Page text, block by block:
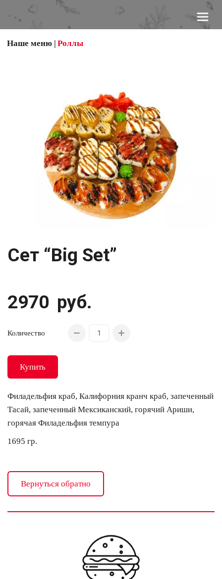
Наше меню | Роллы
Сет “Big Set”
2970 руб.
Количество
Купить
Филадельфия краб, Калифорния кранч краб, запеченный
Тасай, запеченный Мексиканский, горячий Ариши,
горячая Филадельфия темпура
1695 гр.
Вернуться обратно